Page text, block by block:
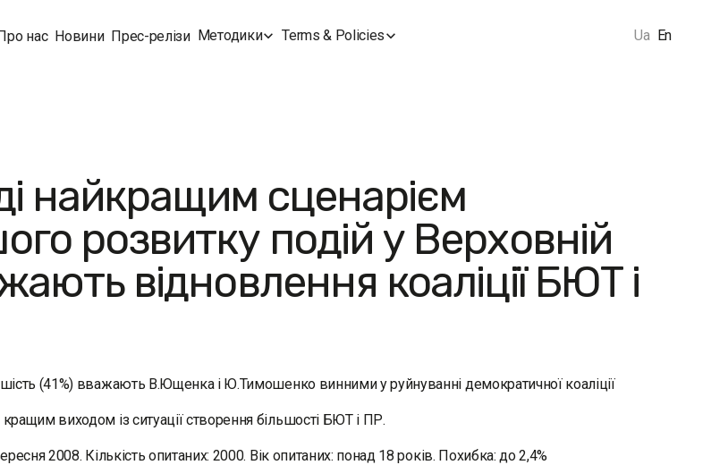
нас Новини Прес-релізи Методики Terms & Policies Ua En
найкращим сценарієм
розвитку подій у Верховній
відновлення коаліції БЮТ і
(41%) вважають В.Ющенка і Ю.Тимошенко винними у руйнуванні демократичної коаліції
виходом із ситуації створення більшості БЮТ і ПР.
2008. Кількість опитаних: 2000. Вік опитаних: понад 18 років. Похибка: до 2,4%